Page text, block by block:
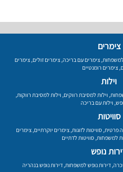
צימרים
, צימרים עם בריכה, צימרים זולים, צימרים
,צימרים רומנטיים
וילות
, וילות למסיבת רווקים, וילות למסיבת רווקות,
, וילות עם בריכה
סוויטות
פרטית,סוויטות לזוגות,צימרים יוקרתיים,צימרים
למשפחות,סוויטות לדתיים
נופש
, דירות נופש למשפחות, דירות נופש בנהריה